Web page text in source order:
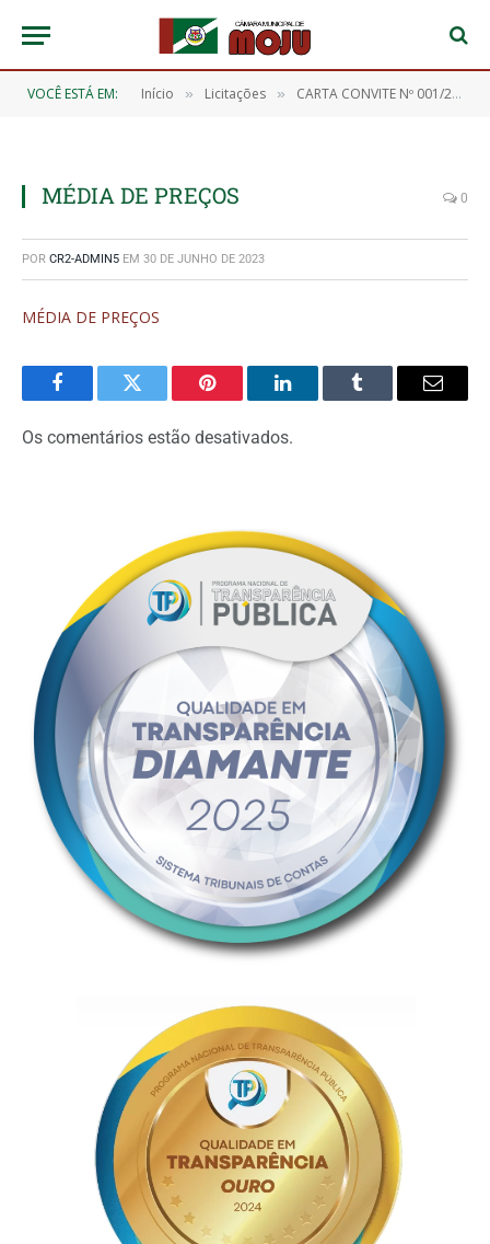
VOCÊ ESTÁ EM: Início » Licitações » CARTA CONVITE Nº 001/2023-CMM-CC (CONTRATAÇÃO DE EMPRESA PARA PRESTAR SERVIÇOS DIVERSOS DE DIVULGAÇÃO DAS ATIVIDADES DO PODER LEGISLATIVO)
MÉDIA DE PREÇOS 0
POR CR2-ADMIN5 EM 30 DE JUNHO DE 2023
MÉDIA DE PREÇOS
FacebookTwitter Pinterest O
LinkedIn
Tumblr
E-
Os comentários estão desativados.